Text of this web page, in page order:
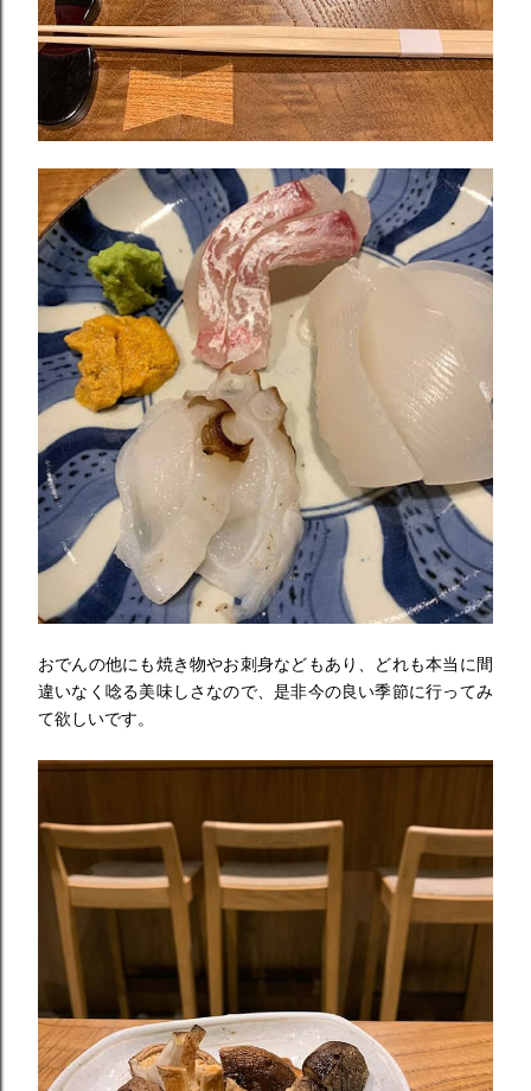
おでんの他にも焼き物やお刺身などもあり、
どれも本当に間
違いなく唸る美味しさなので、是非今の良い季節に行ってみ
て欲しいです。